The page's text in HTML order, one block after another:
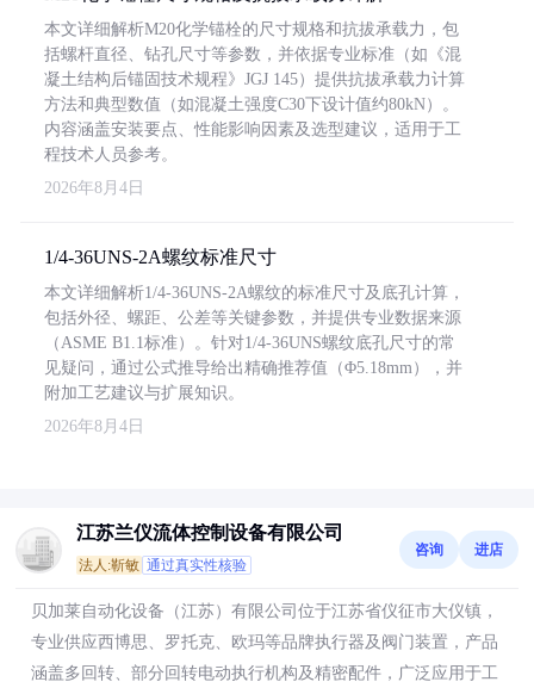
本文详细解析M20化学锚栓的尺寸规格和抗拔承载力，包
括螺杆直径、钻孔尺寸等参数，并依据专业标准（如《混
凝土结构后锚固技术规程》JGJ 145）提供抗拔承载力计算
方法和典型数值（如混凝土强度C30下设计值约80kN）。
内容涵盖安装要点、性能影响因素及选型建议，适用于工
程技术人员参考。
2026年8月4日
1/4-36UNS-2A螺纹标准尺寸
本文详细解析1/4-36UNS-2A螺纹的标准尺寸及底孔计算，
包括外径、螺距、公差等关键参数，并提供专业数据来源
（ASME B1.1标准）。针对1/4-36UNS螺纹底孔尺寸的常
见疑问，通过公式推导给出精确推荐值（Φ5.18mm），并
附加工艺建议与扩展知识。
2026年8月4日
江苏兰仪流体控制设备有限公司
法人:靳敏 通过真实性核验
咨询 进店
贝加莱自动化设备（江苏）有限公司位于江苏省仪征市大仪镇，
专业供应西博思、罗托克、欧玛等品牌执行器及阀门装置，产品
涵盖多回转、部分回转电动执行机构及精密配件，广泛应用于工